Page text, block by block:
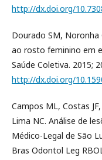
http://dx.doi.org/
Dourado SM, Noronha
ao rosto feminino em
Saúde Coletiva. 2015;
http://dx.doi.org/
Campos ML, Costas
Lima NC. Análise de
Médico-Legal de São
Bras Odontol Leg